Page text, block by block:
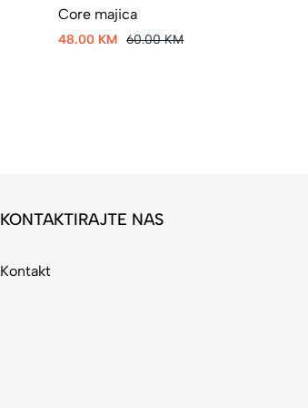
Core majica
48.00 KM 60.00 KM
KONTAKTIRAJTE NAS
Kontakt